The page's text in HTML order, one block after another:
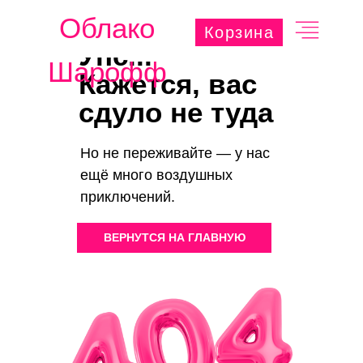
Облако
Шарофф
Корзина
Упс...
Кажется, вас
сдуло не туда
Но не переживайте — у нас
ещё много воздушных
приключений.
ВЕРНУТСЯ НА ГЛАВНУЮ